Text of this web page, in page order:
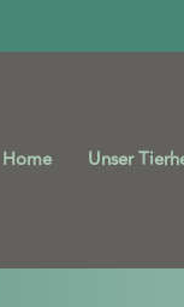
Home Unser